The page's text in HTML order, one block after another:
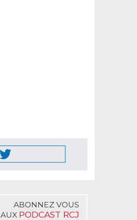
ABONNEZ VOUS
AUX PODCAST RCJ